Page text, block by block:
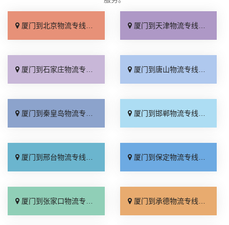
厦门到北京物流专线_上门取件「不随意加价」 厦门到天津物流专线_专线快运「直通专线」
厦门到石家庄物流专线_多久能到「诚信为先」 厦门到唐山物流专线_上门提货「准时准点」
厦门到秦皇岛物流专线_高速快运「整车配货」 厦门到邯郸物流专线_全境到达「无需中转」
厦门到邢台物流专线_需要几天「要多少钱」 厦门到保定物流专线_多少一吨「定点发车」
厦门到张家口物流专线_专线快运「运价查询」 厦门到承德物流专线_专线快运「零担配货」